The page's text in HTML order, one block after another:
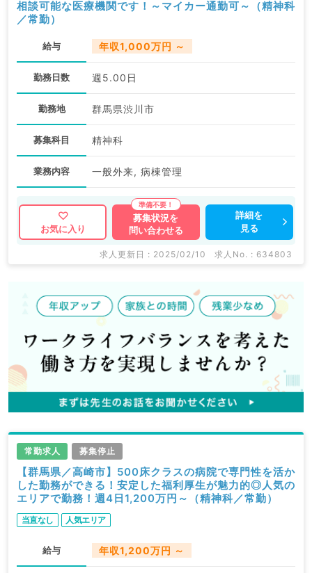
相談可能な医療機関です！～マイカー通勤可～（精神科
／常勤）
給与 年収1,000万円 ～
勤務日数 週5.00日
勤務地 群馬県渋川市
募集科目 精神科
業務内容 一般外来, 病棟管理
お気に入り
募集状況を
問い合わせる
詳細を
見る
求人更新日 : 2025/02/10 求人No. : 634803
常勤求人 募集停止
【群馬県／高崎市】500床クラスの病院で専門性を活か
した勤務ができる！安定した福利厚生が魅力的◎人気の
エリアで勤務！週4日1,200万円～（精神科／常勤）
当直なし 人気エリア
給与 年収1,200万円 ～